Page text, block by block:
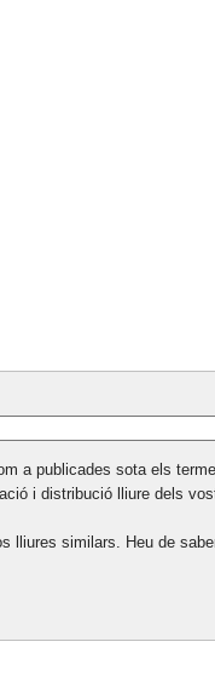
a publicades sota els
i distribució lliure dels
lliures similars. Heu de